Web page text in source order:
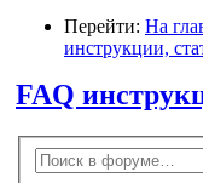
Перейти: На
инструкции,
FAQ